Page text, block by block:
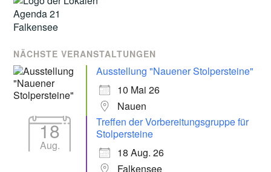
NÄCHSTE VERANSTALTUNGEN
Ausstellung "Nauener Stolpersteine"
10 Mai 26
Nauen
18
Aug.
Treffen der Vorbereitungsgruppe für
Stolpersteine
18 Aug. 26
Falkensee